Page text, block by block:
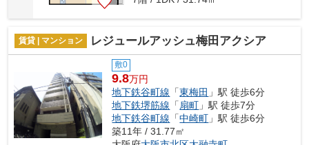
賃貸 | マンション レジュールアッシュ梅田アクシア
敷0
9.8万円
地下鉄谷町線 「東梅田 」駅 徒歩6分
地下鉄堺筋線 「 扇町 」駅 徒歩7分
地下鉄谷町線 「中崎町 」駅 徒歩6分
築11年 / 31.77㎡